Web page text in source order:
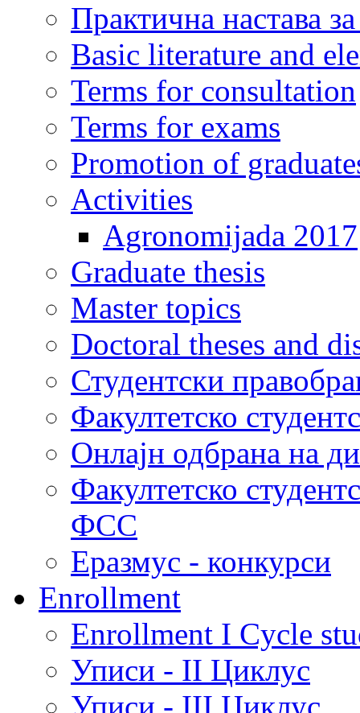
Практична настава
Basic literature and
Terms for consultation
Terms for exams
Promotion of
Activities
Agronomijada 2017
Graduate thesis
Master topics
Doctoral theses and
Студентски
Факултетско
Онлајн одбрана на
Факултетско
ФСС
Еразмус - конкурси
Enrollment
Enrollment I Cycle
Уписи - II Циклус